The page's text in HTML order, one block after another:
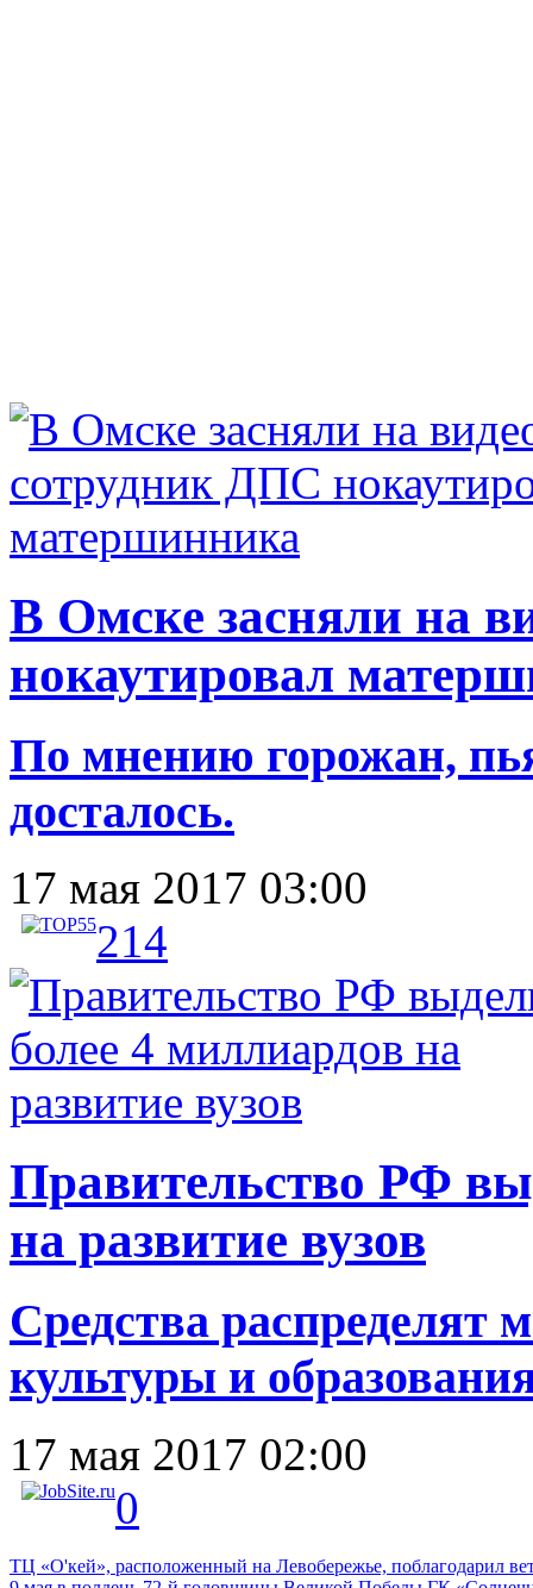
В Омске засняли на
нокаутировал
По мнению горожан,
досталось.
17 мая 2017 03:00
214
Правительство РФ
на развитие вузов
Средства распределят
культуры и
17 мая 2017 02:00
0
ТЦ «О'кей», расположенный на Левобережье, поблагодарил